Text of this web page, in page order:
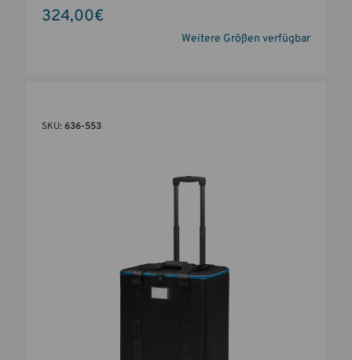
324,00€
Weitere Größen verfügbar
SKU: 636-553